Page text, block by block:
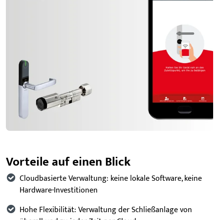
Vorteile auf einen Blick
Cloudbasierte Verwaltung: keine lokale Software, keine
Hardware-Investitionen
Hohe Flexibilität: Verwaltung der Schließanlage von